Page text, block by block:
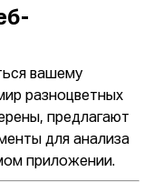
вашему
разноцветных
предлагают
для анализа
приложении.